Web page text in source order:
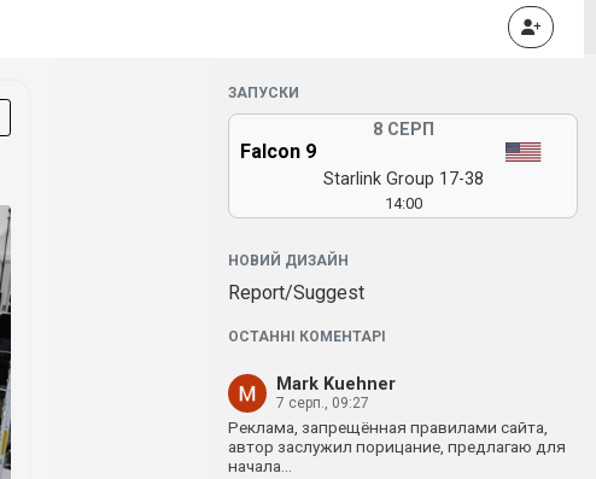
ЗАПУСКИ
8 СЕРП
Falcon 9
Starlink Group 17-38
14:00
НОВИЙ ДИЗАЙН
Report/Suggest
ОСТАННІ КОМЕНТАРІ
Mark Kuehner
7 серп., 09:27
Реклама, запрещённая правилами сайта,
автор заслужил порицание, предлагаю для
начала…